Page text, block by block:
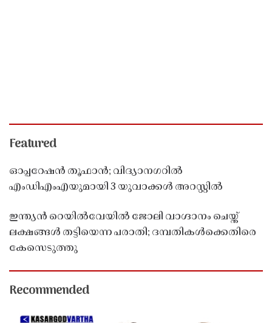
Featured
ഓപ്പറേഷൻ തൂഫാൻ; വിദ്യാനഗറിൽ
എംഡിഎംഎയുമായി 3 യുവാക്കൾ അറസ്റ്റിൽ
ഇന്ത്യൻ റെയിൽവേയിൽ ജോലി വാഗ്ദാനം ചെയ്ത്
ലക്ഷങ്ങൾ തട്ടിയെന്ന പരാതി; ദമ്പതികൾക്കെതിരെ
കേസെടുത്തു
Recommended